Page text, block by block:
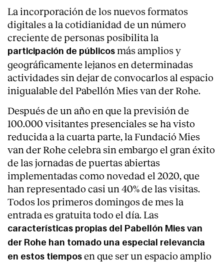
About
La incorporación de los nuevos formatos
digitales a la cotidianidad de un número
creciente de personas posibilita la
participación de públicos más amplios y
geográficamente lejanos en determinadas
actividades sin dejar de convocarlos al espacio
inigualable del Pabellón Mies van der Rohe.
Después de un año en que la previsión de
100.000 visitantes presenciales se ha visto
reducida a la cuarta parte, la Fundació Mies
van der Rohe celebra sin embargo el gran éxito
de las jornadas de puertas abiertas
implementadas como novedad el 2020, que
han representado casi un 40% de las visitas.
Todos los primeros domingos de mes la
entrada es gratuita todo el día. Las
características propias del Pabellón Mies van
der Rohe han tomado una especial relevancia
en estos tiempos en que ser un espacio amplio